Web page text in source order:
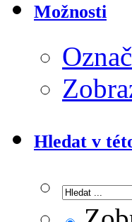
Možnosti
Hledat v